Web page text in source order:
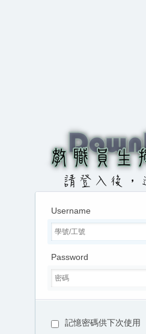
Username
Password
記憶密碼供下次使用